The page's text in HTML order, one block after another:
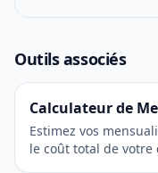
Outils associés
Calculateur de
Estimez vos
le coût total de